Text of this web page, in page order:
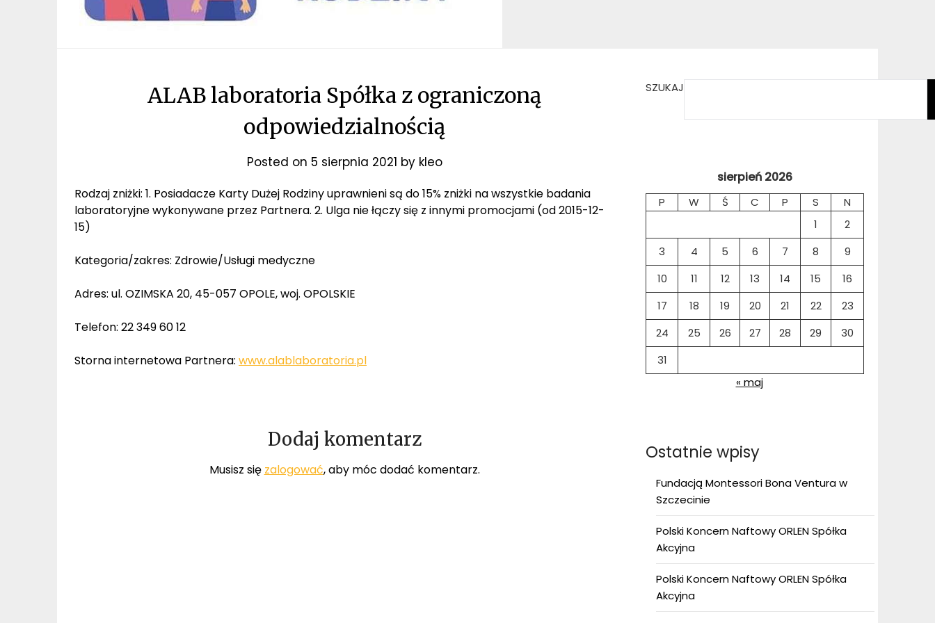
ALAB laboratoria Spółka z ograniczoną
odpowiedzialnością
Posted on 5 sierpnia 2021 by kleo
Rodzaj zniżki: 1. Posiadacze Karty Dużej Rodziny uprawnieni są do 15% zniżki na wszystkie badania
laboratoryjne wykonywane przez Partnera. 2. Ulga nie łączy się z innymi promocjami (od 2015-12-
15)
Kategoria/zakres: Zdrowie/Usługi medyczne
Adres: ul. OZIMSKA 20, 45-057 OPOLE, woj. OPOLSKIE
Telefon: 22 349 60 12
Storna internetowa Partnera: www.alablaboratoria.pl
Dodaj komentarz
Musisz się zalogować, aby móc dodać komentarz.
SZUKAJ
sierpień 2026
P W Ś C P S
N
1
2
3
4 5 6 7 8
9
10
11 12 13 14 15
16
17
18 19 20 21 22
23
24
25 26 27 28 29
30
31
« maj
Ostatnie wpisy
Fundacją Montessori Bona Ventura w
Szczecinie
Polski Koncern Naftowy ORLEN Spółka
Akcyjna
Polski Koncern Naftowy ORLEN Spółka
Akcyjna